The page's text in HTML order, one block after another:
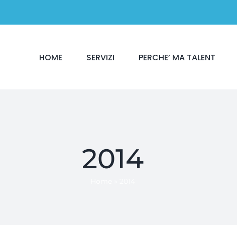
HOME SERVIZI PERCHE’ MA TALENT
2014